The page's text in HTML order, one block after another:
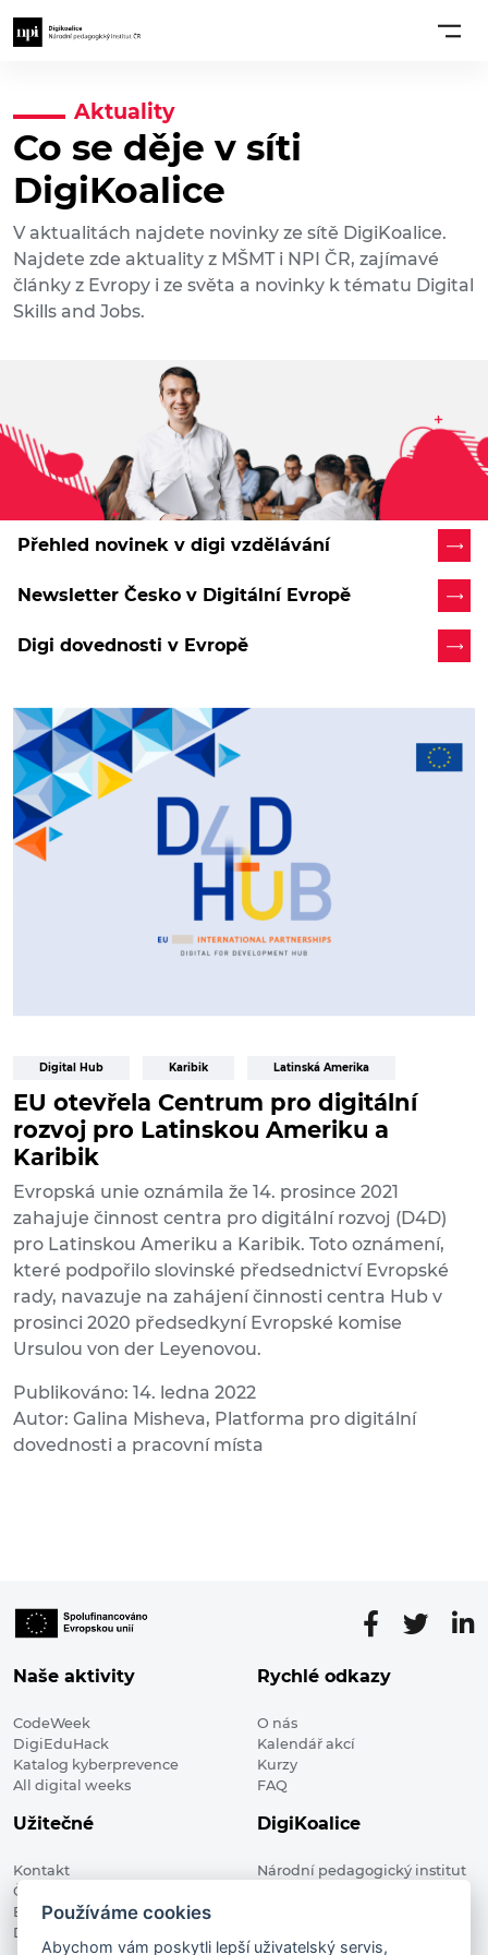
Aktuality
Co se děje v síti
DigiKoalice
V aktualitách najdete novinky ze sítě DigiKoalice.
Najdete zde aktuality z MŠMT i NPI ČR, zajímavé
články z Evropy i ze světa a novinky k tématu Digital
Skills and Jobs.
Přehled novinek v digi vzdělávání
Newsletter Česko v Digitální Evropě
Digi dovednosti v Evropě
Digital Hub Karibik Latinská Amerika
EU otevřela Centrum pro digitální
rozvoj pro Latinskou Ameriku a
Karibik
Evropská unie oznámila že 14. prosince 2021
zahajuje činnost centra pro digitální rozvoj (D4D)
pro Latinskou Ameriku a Karibik. Toto oznámení,
které podpořilo slovinské předsednictví Evropské
rady, navazuje na zahájení činnosti centra Hub v
prosinci 2020 předsedkyní Evropské komise
Ursulou von der Leyenovou.
Publikováno: 14. ledna 2022
Autor: Galina Misheva, Platforma pro digitální
dovednosti a pracovní místa
Naše aktivity
CodeWeek
DigiEduHack
Katalog kyberprevence
All digital weeks
Rychlé odkazy
O nás
Kalendář akcí
Kurzy
FAQ
Užitečné
Kontakt
Členské organizace
Blog
Digitalizace ve vzdělávání
DigiKoalice
Národní pedagogický institut
Používáme cookies
Abychom vám poskytli lepší uživatelský servis,